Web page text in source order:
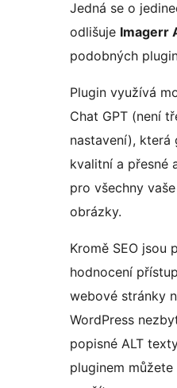
Jedná se o
odlišuje Imagerr
podobných
Plugin využívá
Chat GPT (není
nastavení), která
kvalitní a přesné
pro všechny
obrázky.
Kromě SEO jsou
hodnocení
webové stránky
WordPress
popisné ALT
pluginem